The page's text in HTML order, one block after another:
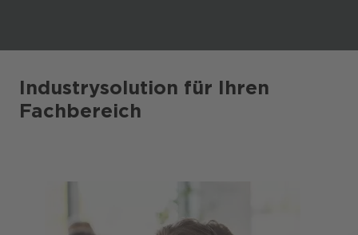
Industrysolution für Ihren
Fachbereich